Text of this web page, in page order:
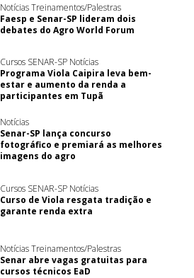
Notícias Treinamentos/Palestras
Faesp e Senar-SP lideram dois
debates do Agro World Forum
Cursos SENAR-SP Notícias
Programa Viola Caipira leva bem-
estar e aumento da renda a
participantes em Tupã
Notícias
Senar-SP lança concurso
fotográfico e premiará as melhores
imagens do agro
Cursos SENAR-SP Notícias
Curso de Viola resgata tradição e
garante renda extra
Notícias Treinamentos/Palestras
Senar abre vagas gratuitas para
cursos técnicos EaD